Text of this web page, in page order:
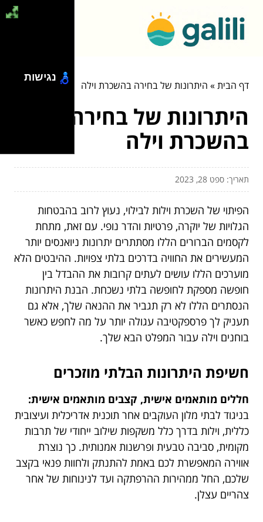
דף הבית» היתרונות של בחירה בהשכרת וילה
היתרונות של בחירה
בהשכרת וילה
תאריך: ספט 28, 2023
הפיתוי של השכרת וילות לבילוי, נעוץ לרוב בהבטחות
הגלויות של יוקרה, פרטיות והדר נופי. עם זאת, מתחת
לקסמים הברורים הללו מסתתרים יתרונות ניואנסים יותר
המעשירים את החוויה בדרכים בלתי צפויות. ההיבטים הלא
מוערכים הללו עושים לעתים קרובות את ההבדל בין
חופשה מספקת לחופשה בלתי נשכחת. הבנת היתרונות
הנסתרים הללו לא רק תגביר את ההנאה שלך, אלא גם
תעניק לך פרספקטיבה עגולה יותר על מה לחפש כאשר
בוחנים וילה עבור המפלט הבא שלך.
חשיפת היתרונות הבלתי מוזכרים
חללים מותאמים אישית, קצבים מותאמים אישית:
בניגוד לבתי מלון העוקבים אחר תוכנית אדריכלית ועיצובית
כללית, וילות בדרך כלל משקפות שילוב ייחודי של תרבות
מקומית, סביבה טבעית ופרשנות אמנותית. כך נוצרת
אווירה המאפשרת לכם באמת להתנתק ולחוות פנאי בקצב
שלכם, החל ממהירות ההרפתקה ועד לנינוחות של אחר
צהריים עצלן.
נגישות